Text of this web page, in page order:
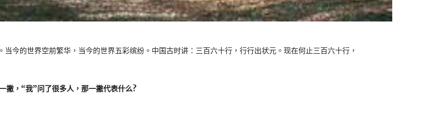
今的世界空前繁华，当今的世界五彩缤纷。中国古时讲：三百六十行，行行出状元。现在何止三百六十行，
撇，“我”问了很多人，那一撇代表什么?